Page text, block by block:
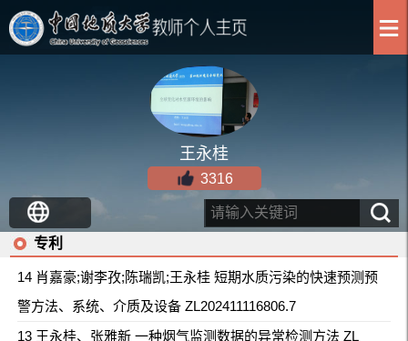
王永桂
3316
专利
14 肖嘉豪;谢李孜;陈瑞凯;王永桂 短期水质污染的快速预测预
警方法、系统、介质及设备 ZL202411116806.7
13 王永桂、张雅新 一种烟气监测数据的异常检测方法 ZL